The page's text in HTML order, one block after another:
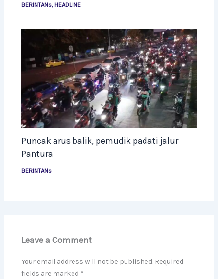
BERINTANs, HEADLINE
Puncak arus balik, pemudik padati jalur
Pantura
BERINTANs
Leave a Comment
Your email address will not be published. Required
fields are marked *